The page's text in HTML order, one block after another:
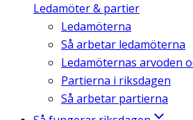
Ledamöter & partier
Ledamöterna
Så arbetar ledamöterna
Ledamöternas arvoden
Partierna i riksdagen
Så arbetar partierna